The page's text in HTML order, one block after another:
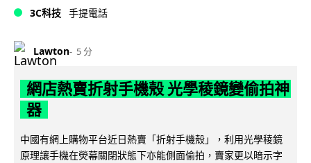
3C科技 手提電話
Lawton 5 分
網店熱賣折射手機殼 光學稜鏡變偷拍神
器
中國有網上購物平台近日熱賣「折射手機殼」，利用光學稜鏡
原理讓手機在熒幕關閉狀態下亦能側面偷拍，賣家更以暗示字